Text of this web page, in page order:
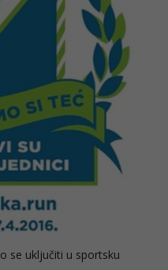
se uključiti u sportsku